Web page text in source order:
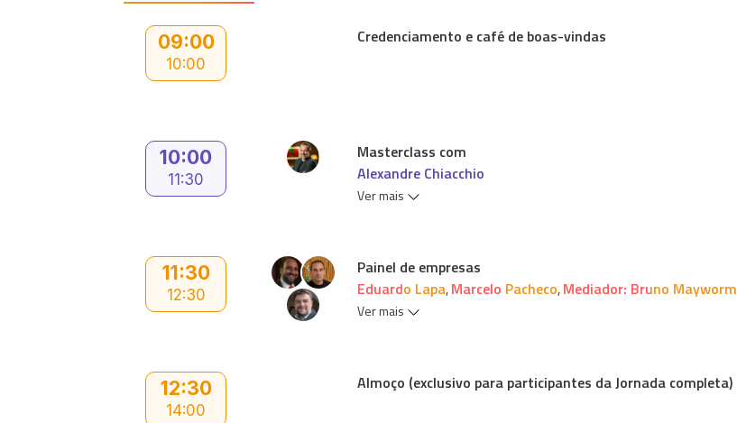
09:00
10:00
Credenciamento e café de boas-vindas
10:00
11:30
Masterclass com
Alexandre Chiacchio
Ver mais
11:30
12:30
Painel de empresas
Eduardo Lapa,Marcelo Pacheco,Mediador: Bruno Mayworm
Ver mais
12:30
14:00
Almoço (exclusivo para participantes da Jornada completa)